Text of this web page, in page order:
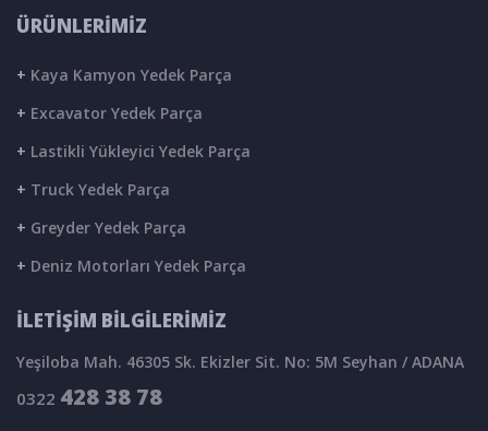
ÜRÜNLERİMİZ
+ Kaya Kamyon Yedek Parça
+ Excavator Yedek Parça
+ Lastikli Yükleyici Yedek Parça
+ Truck Yedek Parça
+ Greyder Yedek Parça
+ Deniz Motorları Yedek Parça
İLETİŞİM BİLGİLERİMİZ
Yeşiloba Mah. 46305 Sk. Ekizler Sit. No: 5M Seyhan / ADANA
0322 428 38 78